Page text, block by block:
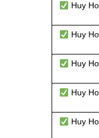
Huy
Huy
Huy
Huy
Huy